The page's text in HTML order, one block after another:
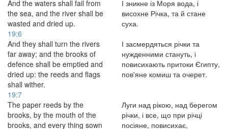
And the waters shall fail from
the sea, and the river shall be
wasted and dried up.
І зникне із Моря вода, і
висохне Річка, та й стане
суха.
19:6
And they shall turn the rivers
far away; and the brooks of
defence shall be emptied and
dried up: the reeds and flags
shall wither.
І засмердяться річки та
нужденними стануть, і
повисихають притоки Єгипту,
пов'яне комиш та очерет.
19:7
The paper reeds by the
brooks, by the mouth of the
brooks, and every thing sown
Луги над рікою, над берегом
річки, і все, що при річці
посіяне, повисихає,